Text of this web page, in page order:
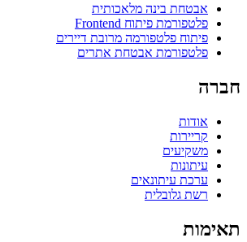
אבטחת בינה מלאכותית
פלטפורמת פיתוח Frontend
פיתוח פלטפורמה מרובת דיירים
פלטפורמת אבטחת אתרים
חברה
אודות
קריירות
משקיעים
עיתונות
ערכת עיתונאים
רשת גלובלית
תאימות